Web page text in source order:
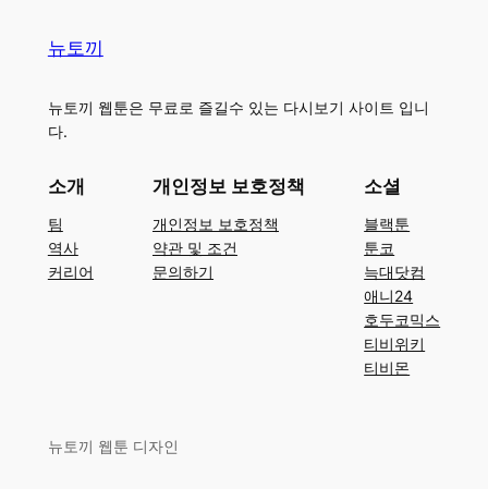
뉴토끼
뉴토끼 웹툰은 무료로 즐길수 있는 다시보기 사이트 입니
다.
소개
팀
역사
커리어
개인정보 보호정책
개인정보 보호정책
약관 및 조건
문의하기
소셜
블랙툰
툰코
늑대닷컴
애니24
호두코믹스
티비위키
티비몬
뉴토끼 웹툰 디자인